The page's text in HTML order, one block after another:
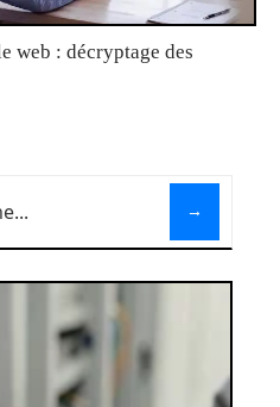
web : décryptage des